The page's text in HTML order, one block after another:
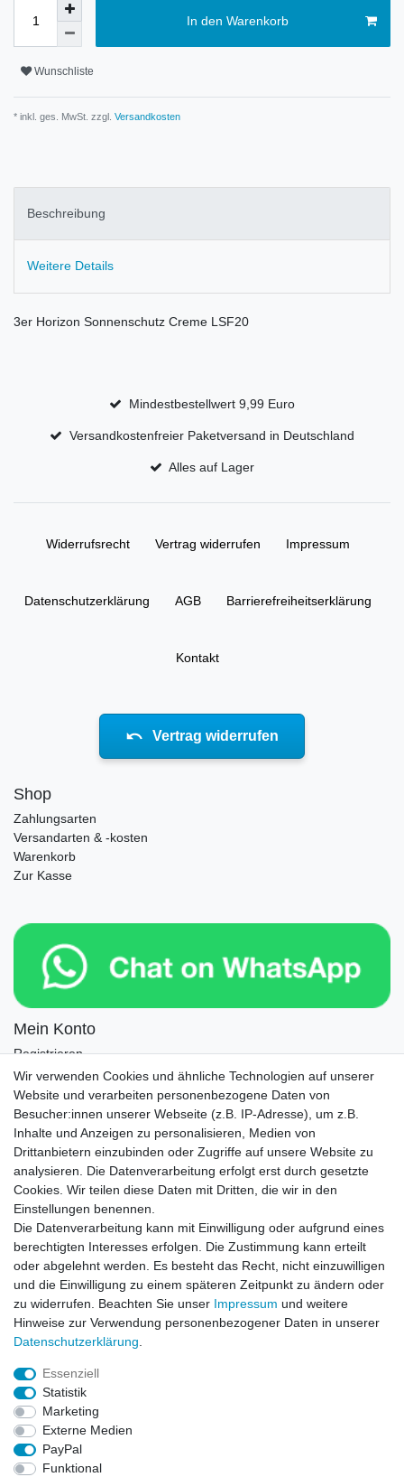
In den Warenkorb
Wunschliste
* inkl. ges. MwSt. zzgl. Versandkosten
Beschreibung
Weitere Details
3er Horizon Sonnenschutz Creme LSF20
Mindestbestellwert 9,99 Euro
Versandkostenfreier Paketversand in Deutschland
Alles auf Lager
Widerrufs­recht Vertrag widerrufen Impressum
Daten­schutz­erklärung AGB Barrierefreiheitserklärung
Kontakt
Vertrag widerrufen
Shop
Zahlungsarten
Versandarten & -kosten
Warenkorb
Zur Kasse
Mein Konto
Registrieren
Login
Newsletter
E-MAIL **
Newsletter
Honig
Hiermit bestätige ich, dass ich die
Einwilligung kann ich jederzeit widerrufen.**
Abonnieren
** Hierbei handelt es sich um ein Pflichtfeld.
Wir verwenden Cookies und ähnliche Technologien auf unserer
Website und verarbeiten personenbezogene Daten von
Besucher:innen unserer Webseite (z.B. IP-Adresse), um z.B.
Inhalte und Anzeigen zu personalisieren, Medien von
Drittanbietern einzubinden oder Zugriffe auf unsere Website zu
analysieren. Die Datenverarbeitung erfolgt erst durch gesetzte
Cookies. Wir teilen diese Daten mit Dritten, die wir in den
Einstellungen benennen.
Die Datenverarbeitung kann mit Einwilligung oder aufgrund eines
berechtigten Interesses erfolgen. Die Zustimmung kann erteilt
oder abgelehnt werden. Es besteht das Recht, nicht einzuwilligen
und die Einwilligung zu einem späteren Zeitpunkt zu ändern oder
zu widerrufen. Beachten Sie unser Impressum und weitere
Hinweise zur Verwendung personenbezogener Daten in unserer
Daten­schutz­erklärung
Essenziell
Statistik
Marketing
Externe Medien
PayPal
Funktional